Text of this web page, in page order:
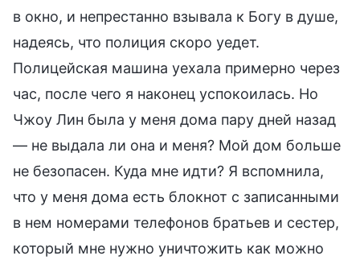
в окно, и непрестанно взывала к Богу в душе,
надеясь, что полиция скоро уедет.
Полицейская машина уехала примерно через
час, после чего я наконец успокоилась. Но
Чжоу Лин была у меня дома пару дней назад
— не выдала ли она и меня? Мой дом больше
не безопасен. Куда мне идти? Я вспомнила,
что у меня дома есть блокнот с записанными
в нем номерами телефонов братьев и сестер,
который мне нужно уничтожить как можно